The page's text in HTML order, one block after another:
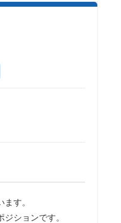
す。
ションです。